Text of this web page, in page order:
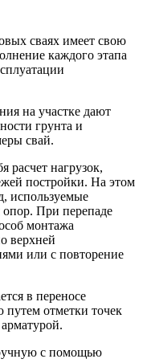
сваях имеет свою
каждого этапа
на участке дают
грунта и
свай.
расчет нагрузок,
постройки. На этом
используемые
опор. При перепаде
монтажа
верхней
или с повторение
в переносе
отметки точек
с помощью